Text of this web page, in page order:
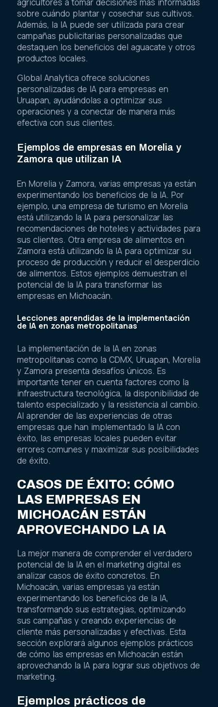
agricultores a tomar decisiones más informadas
sobre cuándo plantar y cosechar sus cultivos.
Además, la IA puede ser utilizada para crear
campañas publicitarias personalizadas que
destaquen los beneficios del aguacate y otros
productos locales.
Global Analytica ofrece soluciones
personalizadas de IA para empresas en
Uruapan, ayudándolas a optimizar sus
operaciones y a conectar de manera más
efectiva con sus clientes.
Ejemplos de empresas en Morelia y
Zamora que utilizan IA
En Morelia y Zamora, varias empresas ya están
experimentando los beneficios de la IA. Por
ejemplo, una empresa de turismo en Morelia
está utilizando la IA para personalizar las
recomendaciones de hoteles y actividades para
sus clientes. Otra empresa de alimentos en
Zamora está utilizando la IA para optimizar su
proceso de producción y reducir el desperdicio
de alimentos. Estos ejemplos demuestran el
potencial de la IA para transformar las
empresas en Michoacán.
Lecciones aprendidas de la implementación
de IA en zonas metropolitanas
La implementación de la IA en zonas
metropolitanas como la CDMX, Uruapan, Morelia
y Zamora presenta desafíos únicos. Es
importante tener en cuenta factores como la
infraestructura tecnológica, la disponibilidad de
talento especializado y la resistencia al cambio.
Al aprender de las experiencias de otras
empresas que han implementado la IA con
éxito, las empresas locales pueden evitar
errores comunes y maximizar sus posibilidades
de éxito.
CASOS DE ÉXITO: CÓMO
LAS EMPRESAS EN
MICHOACÁN ESTÁN
APROVECHANDO LA IA
La mejor manera de comprender el verdadero
potencial de la IA en el marketing digital es
analizar casos de éxito concretos. En
Michoacán, varias empresas ya están
experimentando los beneficios de la IA,
transformando sus estrategias, optimizando
sus campañas y creando experiencias de
cliente más personalizadas y efectivas. Esta
sección explorará algunos ejemplos prácticos
de cómo las empresas en Michoacán están
aprovechando la IA para lograr sus objetivos de
marketing.
Ejemplos prácticos de